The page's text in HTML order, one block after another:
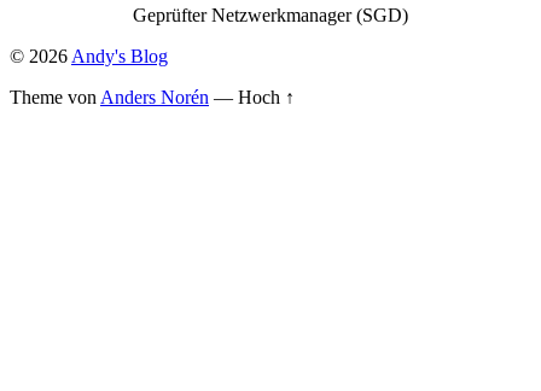
Geprüfter Netzwerkmanager (SGD)
© 2026 Andy's Blog
Theme von Anders Norén — Hoch ↑